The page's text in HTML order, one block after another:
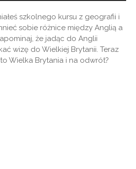
szkolnego kursu z geografii i
sobie różnice między Anglią a
że jadąc do Anglii
wizę do Wielkiej Brytanii. Teraz
Wielka Brytania i na odwrót?